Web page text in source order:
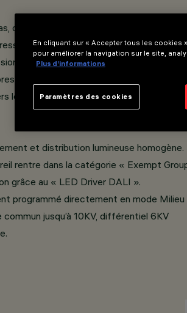
d’un mât et d’une tête de mât.
; verre de fermeture sodo-calcique
avec fi xation simple et double pour
pour mâts à crosse d’un diamètre
le haut.
et distribution lumineuse homogène.
rentre dans la catégorie « Exempt
grâce au « LED Driver DALI ».
programmé directement en mode Milieu
jusqu’à 10KV, différentiel 6KV
En cliquant sur « Accepter tous les cookies
pour améliorer la navigation sur le site,
Plus d’informations
Paramètres des cookies